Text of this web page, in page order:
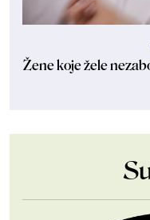
Žene koje žele